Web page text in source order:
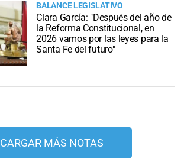
BALANCE LEGISLATIVO
Clara García: "Después del año de
la Reforma Constitucional, en
2026 vamos por las leyes para la
Santa Fe del futuro"
CARGAR MÁS NOTAS